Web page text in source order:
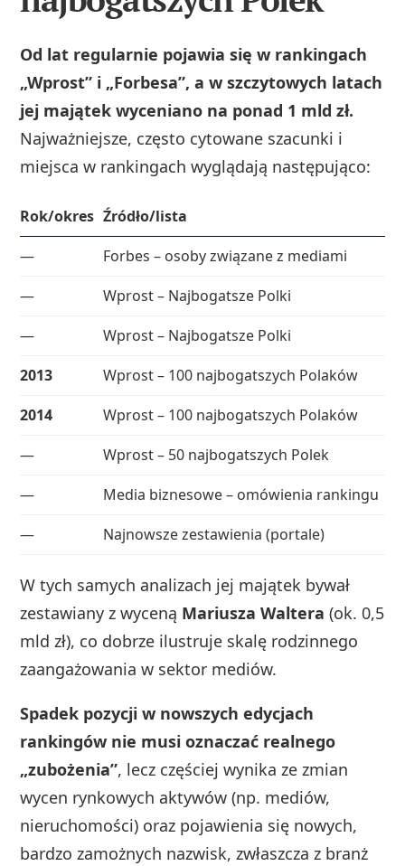
Od lat regularnie pojawia się w rankingach
„Wprost” i „Forbesa”, a w szczytowych latach
jej majątek wyceniano na ponad 1 mld zł.
Najważniejsze, często cytowane szacunki i
miejsca w rankingach wyglądają następująco:
Rok/okres Źródło/lista
—
Forbes – osoby związane z mediami
—
Wprost – Najbogatsze Polki
—
Wprost – Najbogatsze Polki
2013
Wprost – 100 najbogatszych Polaków
2014
Wprost – 100 najbogatszych Polaków
—
Wprost – 50 najbogatszych Polek
—
Media biznesowe – omówienia rankingu
—
Najnowsze zestawienia (portale)
W tych samych analizach jej majątek bywał
zestawiany z wyceną Mariusza Waltera (ok. 0,5
mld zł), co dobrze ilustruje skalę rodzinnego
zaangażowania w sektor mediów.
Spadek pozycji w nowszych edycjach
rankingów nie musi oznaczać realnego
„zubożenia”, lecz częściej wynika ze zmian
wycen rynkowych aktywów (np. mediów,
nieruchomości) oraz pojawienia się nowych,
bardzo zamożnych nazwisk, zwłaszcza z branż